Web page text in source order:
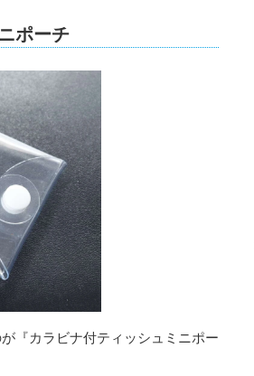
ポーチ
『カラビナ付ティッシュミニポー